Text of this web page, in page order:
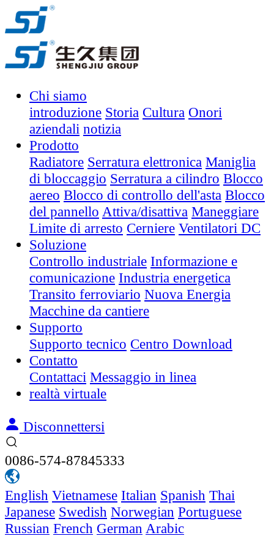
Chi siamo
introduzione Storia Cultura Onori
aziendali notizia
Prodotto
Radiatore Serratura elettronica Maniglia
di bloccaggio Serratura a cilindro Blocco
aereo Blocco di controllo dell'asta Blocco
del pannello Attiva/disattiva Maneggiare
Limite di arresto Cerniere Ventilatori DC
Soluzione
Controllo industriale Informazione e
comunicazione Industria energetica
Transito ferroviario Nuova Energia
Macchine da cantiere
Supporto
Supporto tecnico Centro Download
Contatto
Contattaci Messaggio in linea
realtà virtuale
Disconnettersi
0086-574-87845333
English Vietnamese Italian Spanish Thai
Japanese Swedish Norwegian Portuguese
Russian French German Arabic